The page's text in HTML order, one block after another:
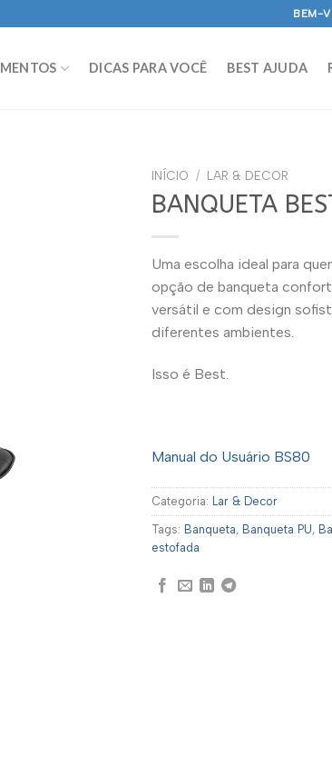
BEM-
DICAS PARA VOCÊ BEST AJUDA
INÍCIO / LAR & DECOR
BANQUETA
Uma escolha ideal para
opção de banqueta
versátil e com design
diferentes ambientes.
Isso é Best.
Manual do Usuário BS80
Categoria: Lar & Decor
Tags: Banqueta, Banqueta PU,
estofada